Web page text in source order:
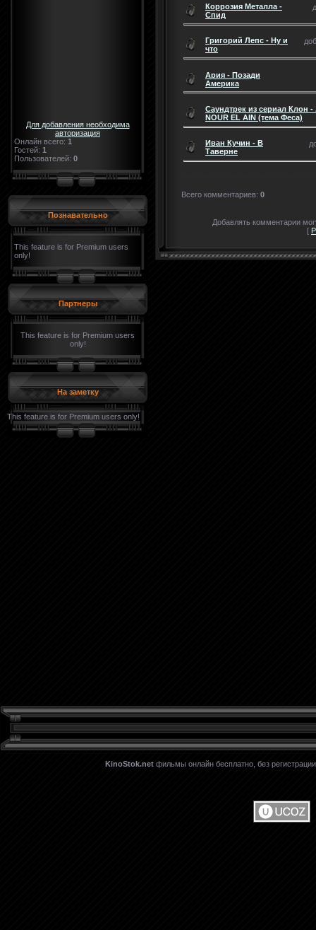
Для добавления необходима
авторизация
Онлайн всего: 1
Гостей: 1
Пользователей: 0
Познавательно
This feature is for Premium users
only!
Партнеры
This feature is for Premium users
only!
На заметку
This feature is for Premium users only!
Коррозия Металла -
Спид
Григорий Лепс - Ну и
что
Ария - Позади
Америка
Саундтрек из сериал Клон -
NOUR EL AIN (тема Феса)
Иван Кучин - В
Таверне
Всего комментариев: 0
Добавлять комментарии
[
KinoStok.net фильмы онлайн бесплатно, без